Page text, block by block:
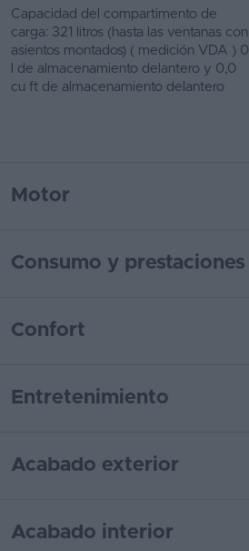
Capacidad del compartimento de
carga: 321 litros (hasta las ventanas con
asientos montados) ( medición VDA ) 0
l de almacenamiento delantero y 0,0
cu ft de almacenamiento delantero
Motor
Consumo y prestaciones
Confort
Entretenimiento
Acabado exterior
Acabado interior